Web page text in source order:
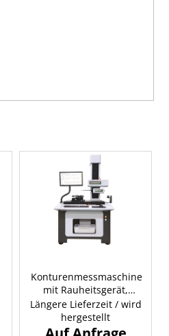
Konturenmessmaschine
mit Rauheitsgerät,
INSIZE SPM-2000
Längere Lieferzeit / wird
hergestellt